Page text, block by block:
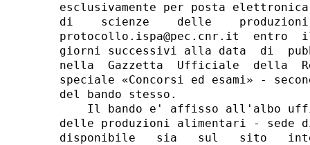
esclusivamente per posta
di    scienze    delle
protocollo.ispa@pec.cnr.it  entro
giorni successivi alla data  di
nella  Gazzetta  Ufficiale  della
speciale «Concorsi ed esami» -
del bando stesso.
Il bando e' affisso all'albo
delle produzioni alimentari -
disponibile   sia   sul   sito